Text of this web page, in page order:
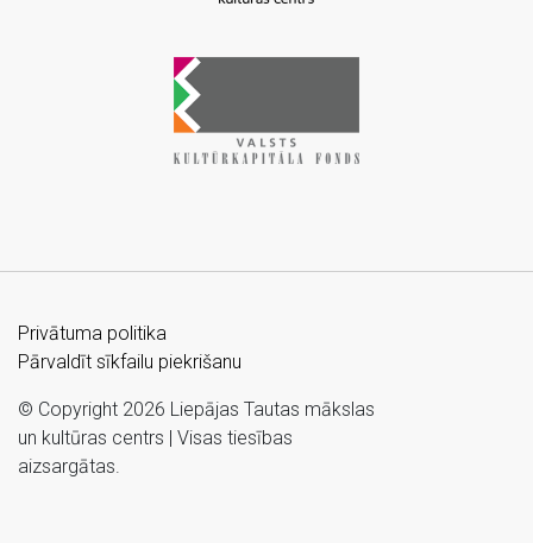
Privātuma politika
Pārvaldīt sīkfailu piekrišanu
© Copyright 2026 Liepājas Tautas mākslas
un kultūras centrs | Visas tiesības
aizsargātas.